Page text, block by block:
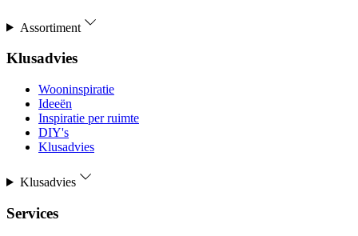
Assortiment
Klusadvies
Wooninspiratie
Ideeën
Inspiratie per ruimte
DIY's
Klusadvies
Klusadvies
Services